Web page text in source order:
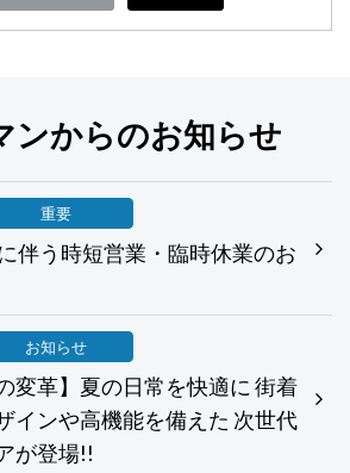
ンからのお知らせ
重要
伴う時短営業・臨時休業のお
お知らせ
変革】夏の日常を快適に 街着
インや高機能を備えた 次世代
が登場!!